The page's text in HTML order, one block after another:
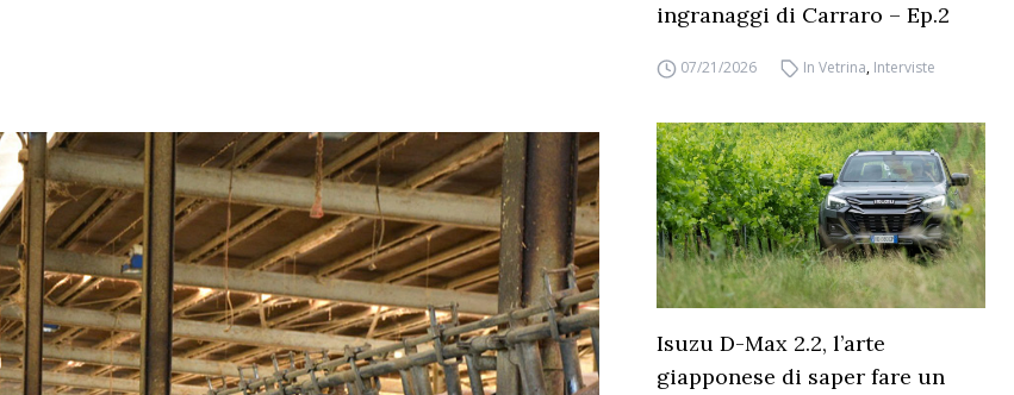
ingranaggi di Carraro – Ep.2
07/21/2026 In Vetrina, Interviste
Isuzu D-Max 2.2, l’arte
giapponese di saper fare un